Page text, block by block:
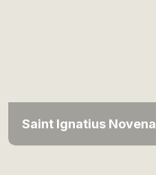
Saint Ignatius Novena